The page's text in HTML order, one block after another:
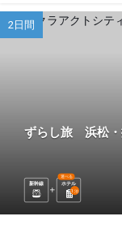
2日間
ずらし旅 浜松
新幹線 ホテル
選べる
1 泊